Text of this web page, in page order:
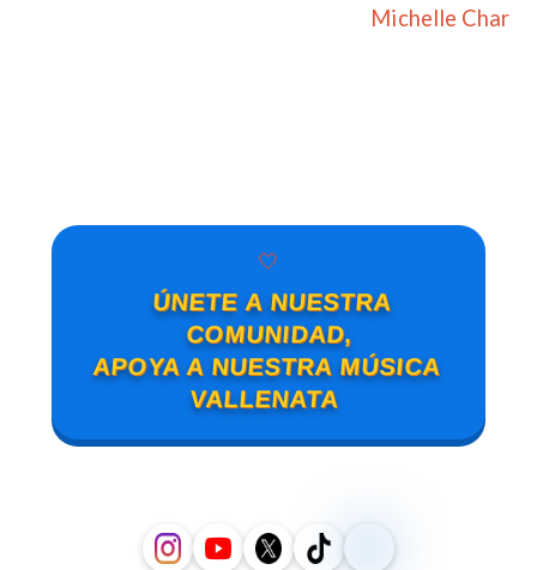
Michelle Char
🤍
ÚNETE A NUESTRA
COMUNIDAD,
APOYA A NUESTRA MÚSICA
VALLENATA